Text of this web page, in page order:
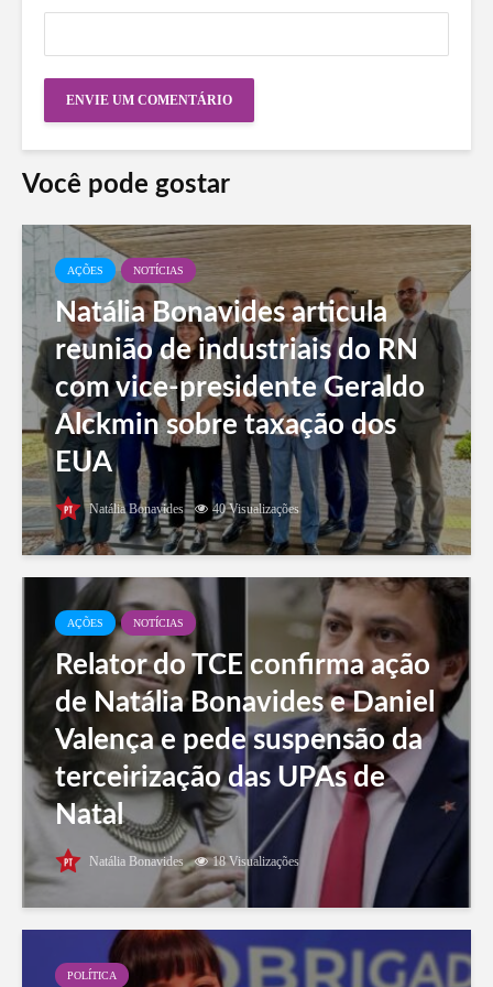
Você pode gostar
AÇÕES NOTÍCIAS
Natália Bonavides articula
reunião de industriais do RN
com vice-presidente Geraldo
Alckmin sobre taxação dos
EUA
Natália Bonavides 40 Visualizações
AÇÕES NOTÍCIAS
Relator do TCE confirma ação
de Natália Bonavides e Daniel
Valença e pede suspensão da
terceirização das UPAs de
Natal
Natália Bonavides 18 Visualizações
POLÍTICA